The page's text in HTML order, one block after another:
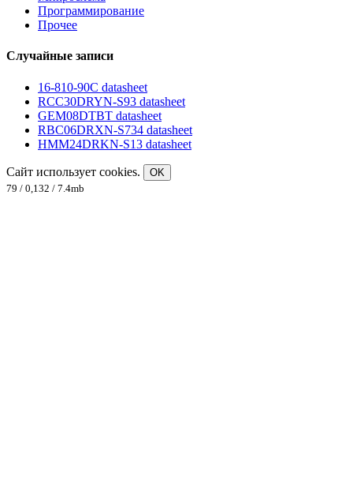
Программирование
Прочее
Случайные записи
16-810-90C datasheet
RCC30DRYN-S93 datasheet
GEM08DTBT datasheet
RBC06DRXN-S734 datasheet
HMM24DRKN-S13 datasheet
Сайт использует cookies.
OK
79 / 0,132 / 7.4mb